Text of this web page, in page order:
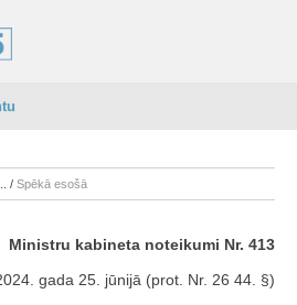
/ Spēkā esošā
Ministru kabineta noteikumi Nr. 413
gada 25. jūnijā (prot. Nr. 26 44. §)